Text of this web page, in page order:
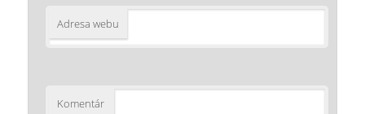
Adresa webu
Komentár